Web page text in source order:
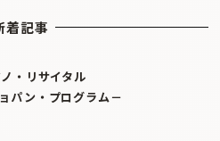
着記事
・リサイタル
パン・プログラム－